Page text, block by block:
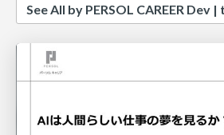
See All by PERSOL CAREER Dev